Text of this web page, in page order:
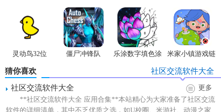
【纹身大咖内容】
1. 高清图案素材：提供高分辨率的纹身图案图片，保证设计
2. 专业知识库：包含纹身历史、技巧教程、护理指南等内
容，提升用户对纹身的全面了解。
3. 用户创作作品：展示用户上传的纹身作品，激发更多创作
服
灵动鸟32位 僵尸冲锋队
乐涂数字填色涂
米家小镇游戏链
猜你喜欢
社区交流软件大全
社区交流软件大全
更多
**社区交流软件大全 应用合集**本站精心为大家准备了社区交流
软件的详细清单，其中不乏优质之选，如U校圈、米游社、动漫之家